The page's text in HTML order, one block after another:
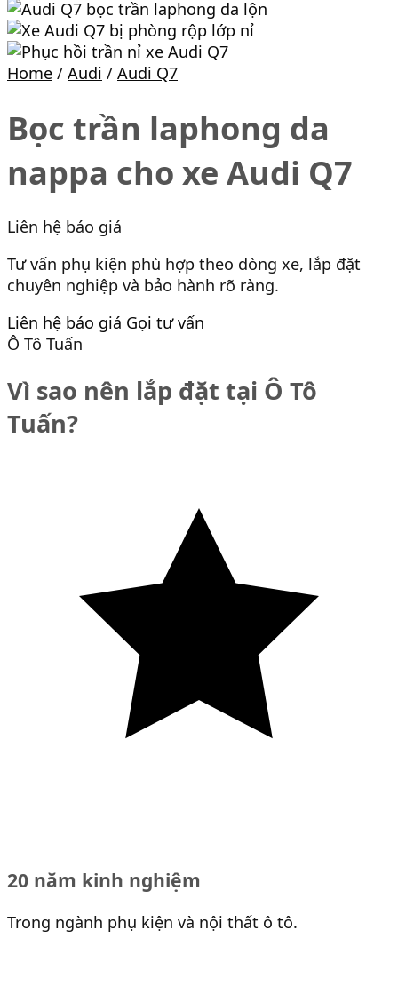
Home / Audi / Audi Q7
Bọc trần laphong da
nappa cho xe Audi Q7
Liên hệ báo giá
Tư vấn phụ kiện phù hợp theo dòng xe, lắp đặt
chuyên nghiệp và bảo hành rõ ràng.
Liên hệ báo giá Gọi tư vấn
Ô Tô Tuấn
Vì sao nên lắp đặt tại Ô Tô
Tuấn?
20 năm kinh nghiệm
Trong ngành phụ kiện và nội thất ô tô.